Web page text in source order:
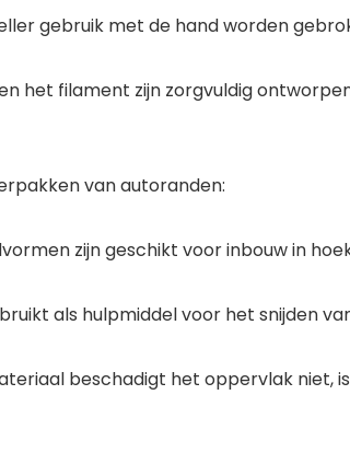
gebruik met de hand worden
het filament zijn zorgvuldig
van autoranden:
zijn geschikt voor inbouw in
als hulpmiddel voor het snijden
beschadigt het oppervlak niet,